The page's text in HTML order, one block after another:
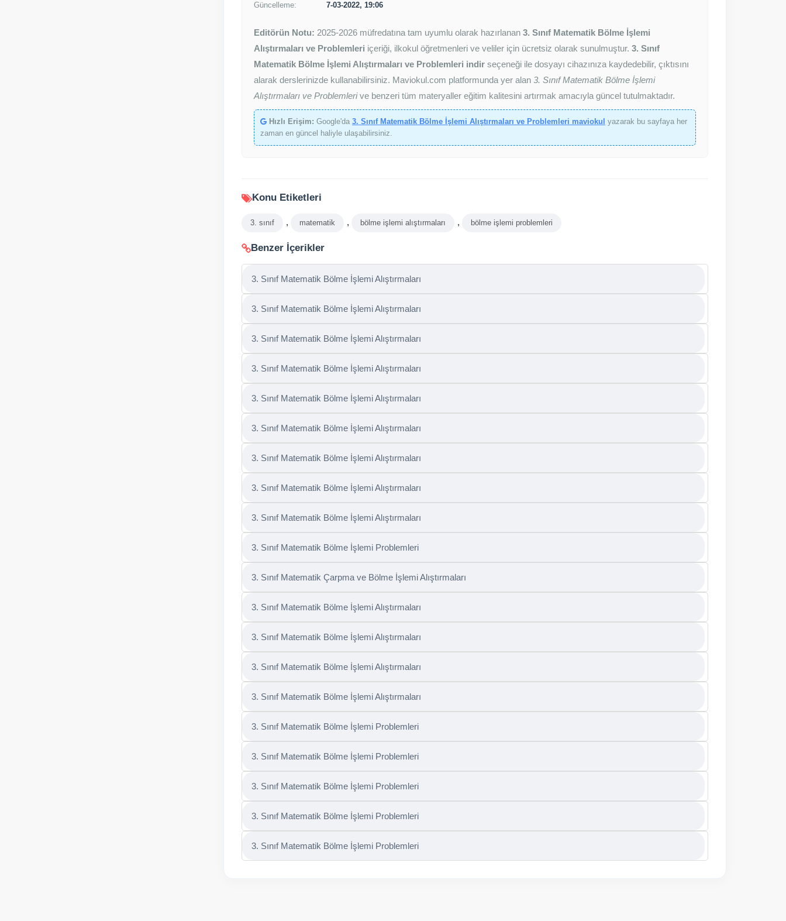
Güncelleme: 7-03-2022, 19:06
Editörün Notu: 2025-2026 müfredatına tam uyumlu olarak hazırlanan 3. Sınıf Matematik Bölme İşlemi
Alıştırmaları ve Problemleri içeriği, ilkokul öğretmenleri ve veliler için ücretsiz olarak sunulmuştur. 3. Sınıf
Matematik Bölme İşlemi Alıştırmaları ve Problemleri indir seçeneği ile dosyayı cihazınıza kaydedebilir, çıktısını
alarak derslerinizde kullanabilirsiniz. Maviokul.com platformunda yer alan 3. Sınıf Matematik Bölme İşlemi
Alıştırmaları ve Problemlerive benzeri tüm materyaller eğitim kalitesini artırmak amacıyla güncel tutulmaktadır.
Hızlı Erişim: Google'da 3. Sınıf Matematik Bölme İşlemi Alıştırmaları ve Problemleri maviokul yazarak bu sayfaya her
zaman en güncel haliyle ulaşabilirsiniz.
Konu Etiketleri
3. sınıf , matematik , bölme işlemi alıştırmaları , bölme işlemi problemleri
Benzer İçerikler
3. Sınıf Matematik Bölme İşlemi Alıştırmaları
3. Sınıf Matematik Bölme İşlemi Alıştırmaları
3. Sınıf Matematik Bölme İşlemi Alıştırmaları
3. Sınıf Matematik Bölme İşlemi Alıştırmaları
3. Sınıf Matematik Bölme İşlemi Alıştırmaları
3. Sınıf Matematik Bölme İşlemi Alıştırmaları
3. Sınıf Matematik Bölme İşlemi Alıştırmaları
3. Sınıf Matematik Bölme İşlemi Alıştırmaları
3. Sınıf Matematik Bölme İşlemi Alıştırmaları
3. Sınıf Matematik Bölme İşlemi Problemleri
3. Sınıf Matematik Çarpma ve Bölme İşlemi Alıştırmaları
3. Sınıf Matematik Bölme İşlemi Alıştırmaları
3. Sınıf Matematik Bölme İşlemi Alıştırmaları
3. Sınıf Matematik Bölme İşlemi Alıştırmaları
3. Sınıf Matematik Bölme İşlemi Alıştırmaları
3. Sınıf Matematik Bölme İşlemi Problemleri
3. Sınıf Matematik Bölme İşlemi Problemleri
3. Sınıf Matematik Bölme İşlemi Problemleri
3. Sınıf Matematik Bölme İşlemi Problemleri
3. Sınıf Matematik Bölme İşlemi Problemleri